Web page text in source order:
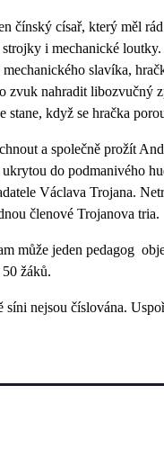
čínský císař, který měl
i mechanické loutky.
slavíka,
zvuk nahradit libozvučný
stane, když se hračka
a společně prožít
do podmanivého
Václava Trojana.
členové Trojanova tria.
může jeden pedagog
žáků.
síni nejsou číslována.